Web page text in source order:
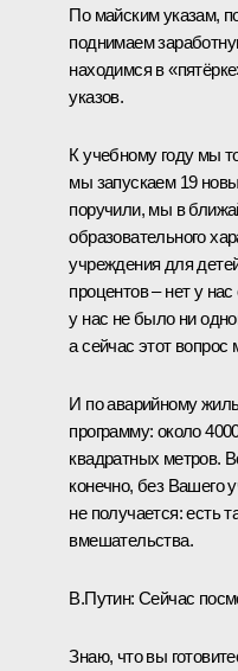
По майским указам,
поднимаем
находимся в
указов.
К учебному году мы
мы запускаем 19
поручили, мы в
образовательного
учреждения для
процентов – нет у
у нас не было ни
а сейчас этот вопрос
И по аварийному
программу: около
квадратных метров.
конечно, без Вашего
не получается: есть
вмешательства.
В.Путин: Сейчас
Знаю, что вы